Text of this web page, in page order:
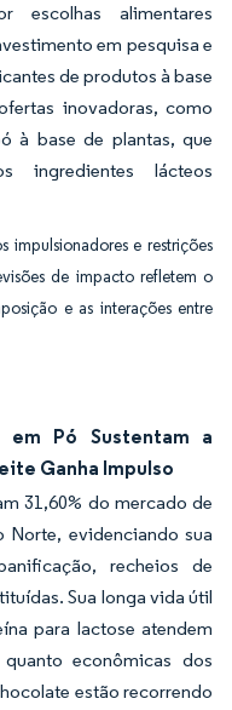
escolhas alimentares
em pesquisa e
de produtos à base
inovadoras, como
à base de plantas, que
ingredientes lácteos
impulsionadores e restrições
de impacto refletem o
e as interações entre
Pó Sustentam a
Ganha Impulso
31,60% do mercado de
Norte, evidenciando sua
recheios de
Sua longa vida útil
para lactose atendem
econômicas dos
estão recorrendo